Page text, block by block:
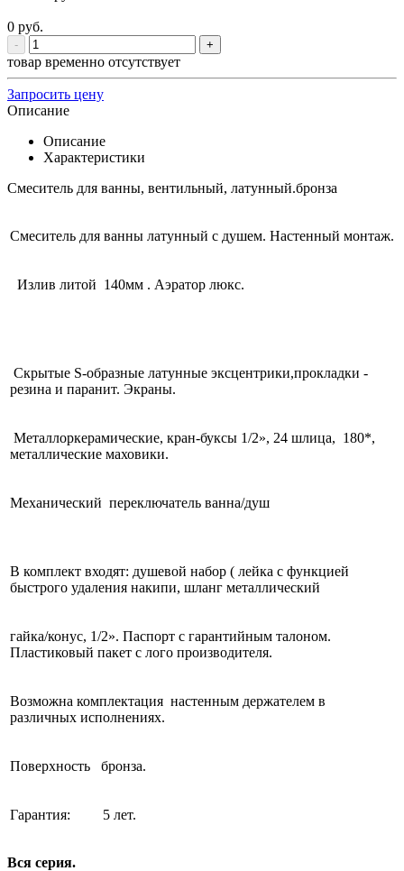
0 руб.
- +
товар временно отсутствует
Запросить цену
Описание
Описание
Характеристики
Смеситель для ванны, вентильный, латунный.бронза
Смеситель для ванны латунный с душем. Настенный монтаж.
Излив литой 140мм . Аэратор люкс.
Скрытые S-образные латунные эксцентрики,прокладки -
резина и паранит. Экраны.
Металлоркерамические, кран-буксы 1/2», 24 шлица, 180*,
металлические маховики.
Механический переключатель ванна/душ
В комплект входят: душевой набор ( лейка с функцией
быстрого удаления накипи, шланг металлический
гайка/конус, 1/2». Паспорт с гарантийным талоном.
Пластиковый пакет с лого производителя.
Возможна комплектация настенным держателем в
различных исполнениях.
Поверхность бронза.
Гарантия: 5 лет.
Вся серия.